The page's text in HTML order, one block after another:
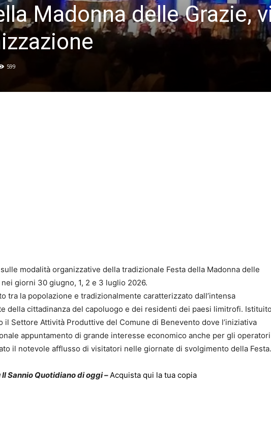
Madonna delle Grazie,
599
modalità organizzative della tradizionale Festa della Madonna delle
giorni 30 giugno, 1, 2 e 3 luglio 2026.
tra la popolazione e tradizionalmente caratterizzato dall’intensa
della cittadinanza del capoluogo e dei residenti dei paesi limitrofi. Istituito
il Settore Attività Produttive del Comune di Benevento dove l’iniziativa
appuntamento di grande interesse economico anche per gli operatori
il notevole afflusso di visitatori nelle giornate di svolgimento della Festa.
Sannio Quotidiano di oggi –Acquista qui la tua copia